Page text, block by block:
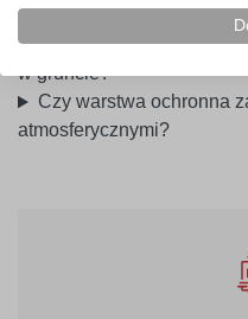
administracji osiedla?
W jaki sposób
w gruncie?
Czy warstwa ochronna
atmosferycznymi?